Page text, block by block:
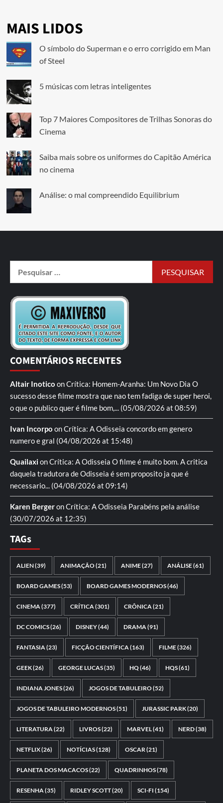
MAIS LIDOS
O símbolo do Superman e o erro corrigido em Man
of Steel
5 músicas com letras inteligentes
Top 7 Maiores Compositores de Trilhas Sonoras do
Cinema
Saiba mais sobre os uniformes do Capitão América
no cinema
Análise: o mal compreendido Equilibrium
COMENTÁRIOS RECENTES
Altair Inotico onCrítica: Homem-Aranha: Um Novo Dia O
sucesso desse filme mostra que nao tem fadiga de super heroi,
o que o publico quer é filme bom,... (05/08/2026 at 08:59)
Ivan Incorpo onCrítica: A Odisseia concordo em genero
numero e gral (04/08/2026 at 15:48)
QuailaxionCrítica: A Odisseia O filme é muito bom. A critica
daquela tradutora de Odisseia é sem proposito ja que é
necessario... (04/08/2026 at 09:14)
Karen BergeronCrítica: A Odisseia Parabéns pela análise
(30/07/2026 at 12:35)
TAGs
ALIEN(39) ANIMAÇÃO(21) ANIME(27) ANÁLISE(61)
BOARD GAMES(53) BOARD GAMES MODERNOS(46)
CINEMA(377) CRÍTICA(301) CRÔNICA(21)
DC COMICS(26) DISNEY(44) DRAMA(91)
FANTASIA(23) FICÇÃO CIENTÍFICA(163) FILME(326)
GEEK(26) GEORGE LUCAS(35) HQ(46) HQS(61)
INDIANA JONES(26) JOGOS DE TABULEIRO(52)
JOGOS DE TABULEIRO MODERNOS(51) JURASSIC PARK(20)
LITERATURA(22) LIVROS(22) MARVEL(41) NERD(38)
NETFLIX(26) NOTÍCIAS(128) OSCAR(21)
PLANETA DOS MACACOS(22) QUADRINHOS(78)
RESENHA(35) RIDLEY SCOTT(20) SCI-FI (154)